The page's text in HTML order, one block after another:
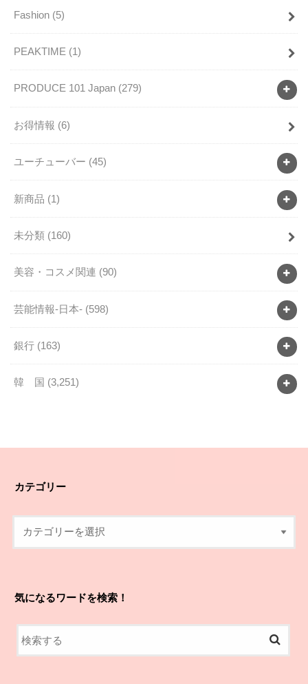
Fashion (5)
PEAKTIME (1)
PRODUCE 101 Japan (279)
お得情報 (6)
ユーチューバー (45)
新商品 (1)
未分類 (160)
美容・コスメ関連 (90)
芸能情報-日本- (598)
銀行 (163)
韓 国 (3,251)
カテゴリー
気になるワードを検索！